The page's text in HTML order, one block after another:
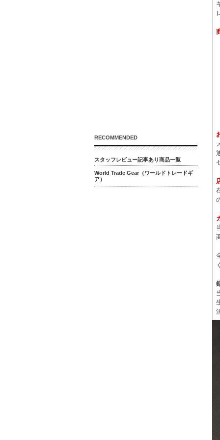
RECOMMENDED
スタッフレビュー記事あり商品一覧
World Trade Gear（ワールドトレードギ
ア）